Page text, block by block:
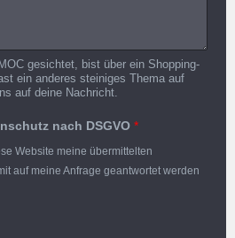
gesichtet, bist über ein Shopping-
ein anderes steiniges Thema auf
auf deine Nachricht.
nach DSGVO *
Website meine übermittelten
auf meine Anfrage geantwortet werden